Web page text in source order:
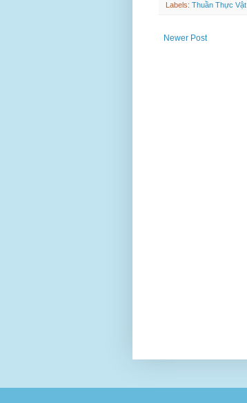
Labels: Thuần Thực Vật
Newer Post